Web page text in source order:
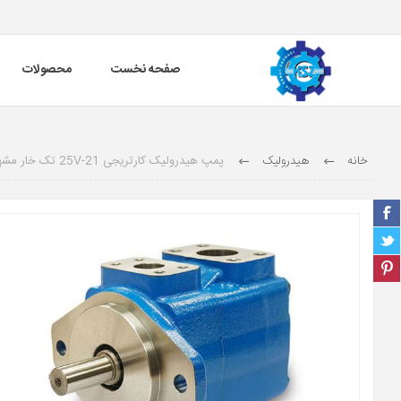
صفحه نخست محصولات
خانه هیدرولیک پمپ هیدرولیک کارتریجی 25V-21 تک خار مشهد